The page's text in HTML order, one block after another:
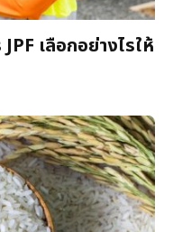
เลือกอย่างไรให้